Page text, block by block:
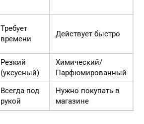
Требует
времени
Действует быстро
Резкий
(уксусный)
Химический/
Парфюмированный
Всегда под
рукой
Нужно покупать в
магазине